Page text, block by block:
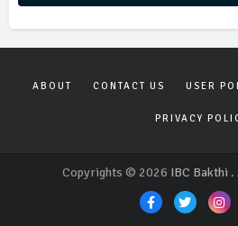
ABOUT CONTACT US USER
PRIVACY
Copyrights © 2026 IBC Bakthi .